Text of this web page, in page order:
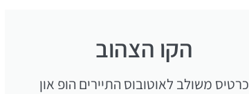
הקו הצהוב
כרטיס משולב לאוטובוס התיירים הופ און